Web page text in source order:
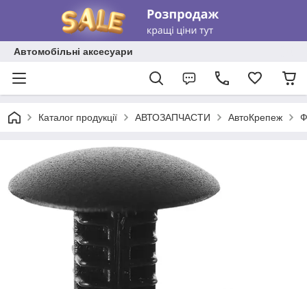
Автомобільні аксесуари
Каталог продукції АВТОЗАПЧАСТИ АвтоКрепеж